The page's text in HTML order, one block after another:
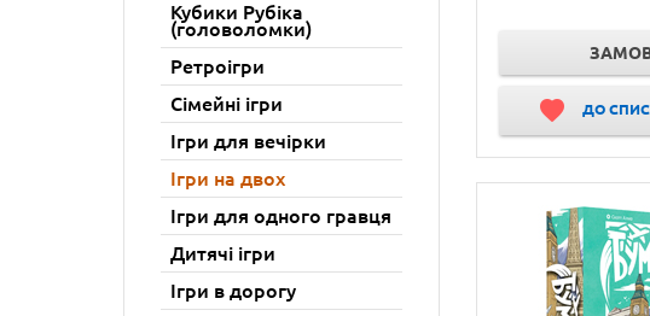
Кубики Рубіка
(головоломки)
Ретроігри
Сімейні ігри
Ігри для вечірки
Ігри на двох
Ігри для одного гравця
Дитячі ігри
Ігри в дорогу
ДО